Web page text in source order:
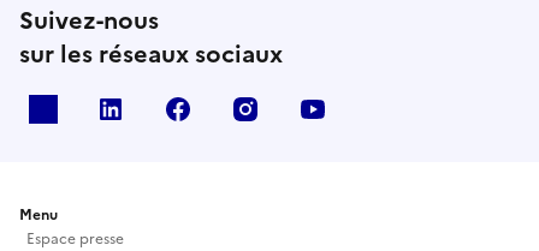
Suivez-nous
sur les réseaux sociaux
Linkedin Facebook Instagram
Menu
Espace presse